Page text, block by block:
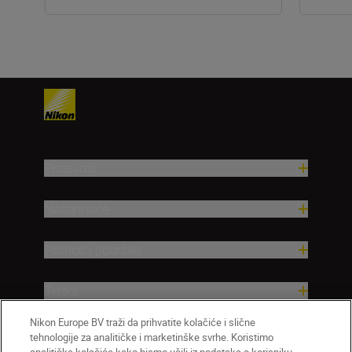
Nikon Europe BV traži da prihvatite kolačiće i slične
tehnologije za analitičke i marketinške svrhe. Koristimo